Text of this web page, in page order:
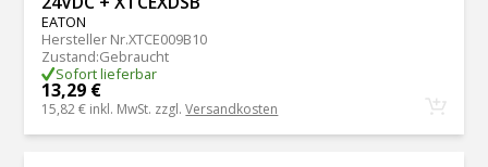
EATON
Hersteller Nr.XTCE009B10
Zustand:Gebraucht
Sofort lieferbar
13,29 €
15,82 € inkl. MwSt. zzgl.Versandkosten